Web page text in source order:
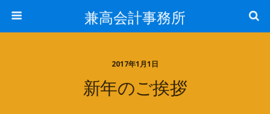
兼高会計事務所
2017年1月1日
新年のご挨拶